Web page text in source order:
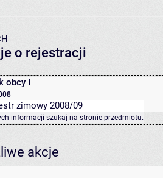
o rejestracji
obcy I
zimowy 2008/09
informacji szukaj na stronie przedmiotu.
akcje